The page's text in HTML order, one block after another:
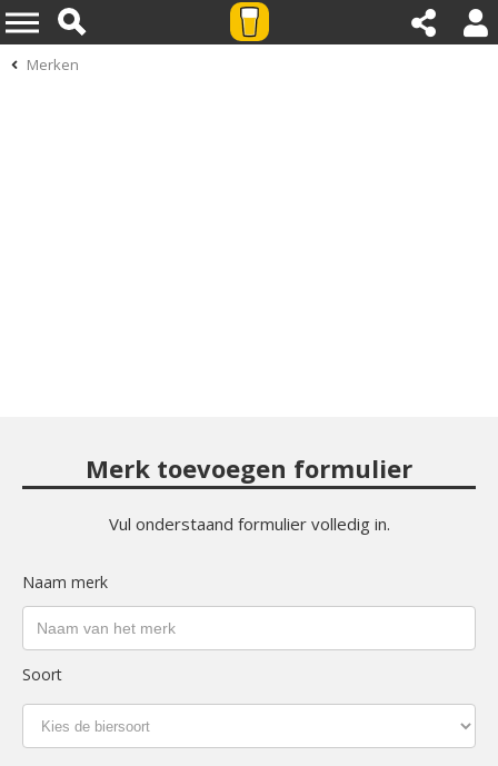
Merken
Merk toevoegen formulier
Vul onderstaand formulier volledig in.
Naam merk
Soort